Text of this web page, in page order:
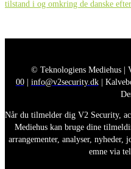
tilstand i og omkring de danske
© Teknologiens Mediehus |
00| info@v2security.dk|
Når du tilmelder dig V2 Security,
Mediehus kan bruge dine
arrangementer, analyser, nyheder,
emne via